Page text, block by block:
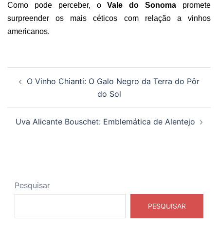
Como pode perceber, oVale do Sonoma promete
surpreender os mais céticos com relação a vinhos
americanos.
de
O Vinho Chianti: O Galo Negro da Terra do Pôr
do Sol
Uva Alicante Bouschet: Emblemática de Alentejo
Pesquisar
PESQUISAR